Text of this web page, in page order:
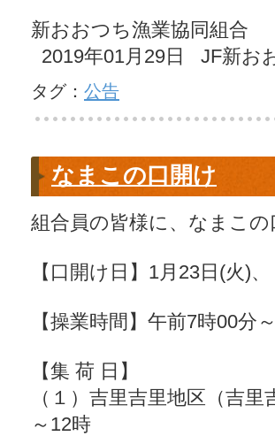
新おおつち漁業協同組合
2019年01月29日 JF新お
タグ： 公告
なまこの口開け
組合員の皆様に、なまこ
【口開け日】1月23日(火)
【操業時間】午前7時00分
【集 荷 日】
（１）吉里吉里地区（吉
～12時